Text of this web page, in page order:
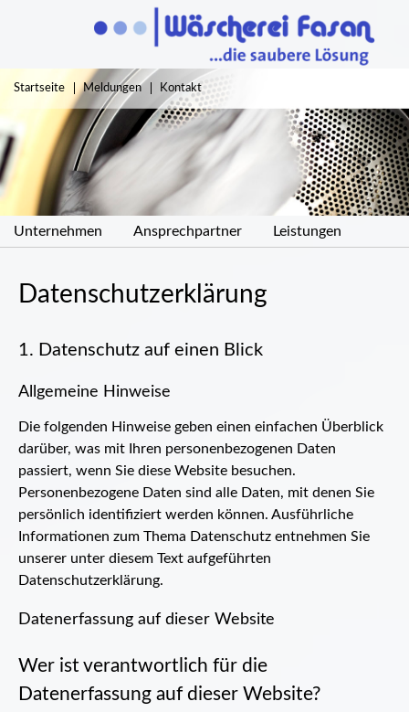
Navigation
überspringen
Unternehmen Ansprechpartner Leistungen
Navigation
überspringen
Startseite Meldungen Kontakt
Datenschutz­erklärung
1. Datenschutz auf einen Blick
Allgemeine Hinweise
Die folgenden Hinweise geben einen einfachen Überblick
darüber, was mit Ihren personenbezogenen Daten
passiert, wenn Sie diese Website besuchen.
Personenbezogene Daten sind alle Daten, mit denen Sie
persönlich identifiziert werden können. Ausführliche
Informationen zum Thema Datenschutz entnehmen Sie
unserer unter diesem Text aufgeführten
Datenschutzerklärung.
Datenerfassung auf dieser Website
Wer ist verantwortlich für die
Datenerfassung auf dieser Website?